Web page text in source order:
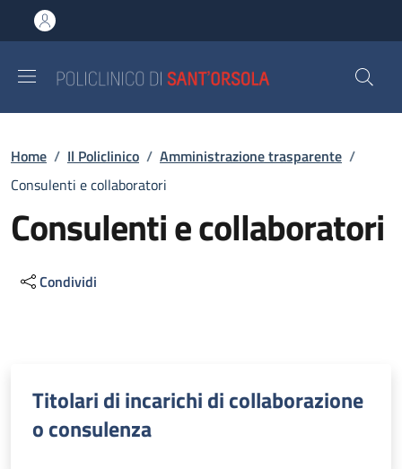
al contenuto principale
to footer content
Briciole di pane
Home / Il Policlinico / Amministrazione trasparente /
Consulenti e collaboratori
Consulenti e collaboratori
Condividi
Titolari di incarichi di collaborazione
o consulenza